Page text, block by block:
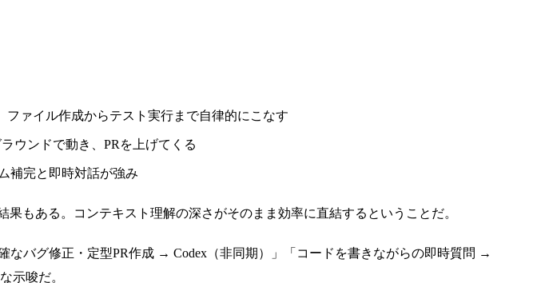
ァイル作成からテスト実行まで自律的にこなす
ウンドで動き、PRを上げてくる
補完と即時対話が強み
果もある。コンテキスト理解の深さがそのまま効率に直結するということだ。
バグ修正・定型PR作成 → Codex（非同期）」「コードを書きながらの即時質問 →
示唆だ。